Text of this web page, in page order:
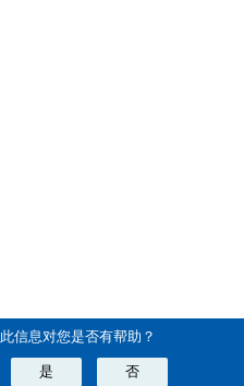
此信息对您是否有帮助？
是 否